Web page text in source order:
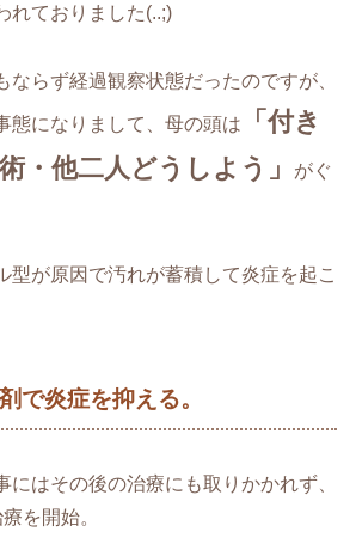
れておりました(..;)
ならず経過観察状態だったのですが、
態になりまして、母の頭は
「付き
・他二人どうしよう」
がぐ
型が原因で汚れが蓄積して炎症を起こ
で炎症を抑える。
にはその後の治療にも取りかかれず、
を開始。